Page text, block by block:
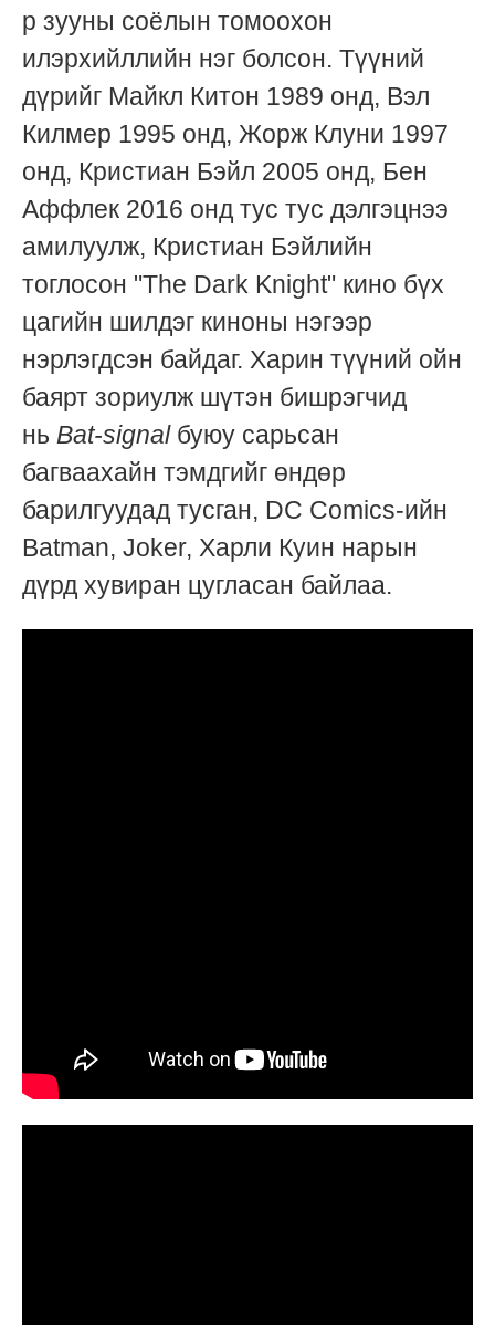
р зууны соёлын томоохон
илэрхийллийн нэг болсон. Түүний
дүрийг Майкл Китон 1989 онд, Вэл
Килмер 1995 онд, Жорж Клуни 1997
онд, Кристиан Бэйл 2005 онд, Бен
Аффлек 2016 онд тус тус дэлгэцнээ
амилуулж, Кристиан Бэйлийн
тоглосон "The Dark Knight" кино бүх
цагийн шилдэг киноны нэгээр
нэрлэгдсэн байдаг. Харин түүний ойн
баярт зориулж шүтэн бишрэгчид
нь Bat-signal буюу сарьсан
багваахайн тэмдгийг өндөр
барилгуудад тусган, DC Comics-ийн
Batman, Joker, Харли Куин нарын
дүрд хувиран цугласан байлаа.